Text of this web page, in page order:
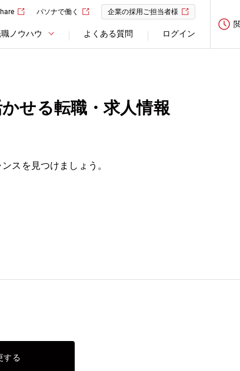
パソナで働く 企業の採用ご担当者様
ノウハウ よくある質問 ログイン
せる転職・求人情報
スを見つけましょう。
する